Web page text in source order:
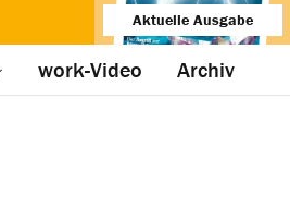
Aktuelle Ausgabe
work-Video Archiv